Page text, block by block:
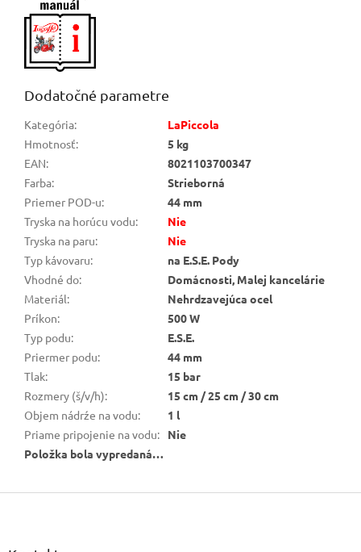
Dodatočné parametre
Kategória:
LaPiccola
Hmotnosť:
5 kg
EAN:
8021103700347
Farba:
Strieborná
Priemer POD-u:
44 mm
Tryska na horúcu vodu:
Nie
Tryska na paru:
Nie
Typ kávovaru:
na E.S.E. Pody
Vhodné do:
Domácnosti, Malej kancelárie
Materiál:
Nehrdzavejúca ocel
Príkon:
500 W
Typ podu:
E.S.E.
Priermer podu:
44 mm
Tlak:
15 bar
Rozmery (š/v/h):
15 cm / 25 cm / 30 cm
Objem nádrźe na vodu:
1 l
Priame pripojenie na vodu:
Nie
Položka bola vypredaná…
Z